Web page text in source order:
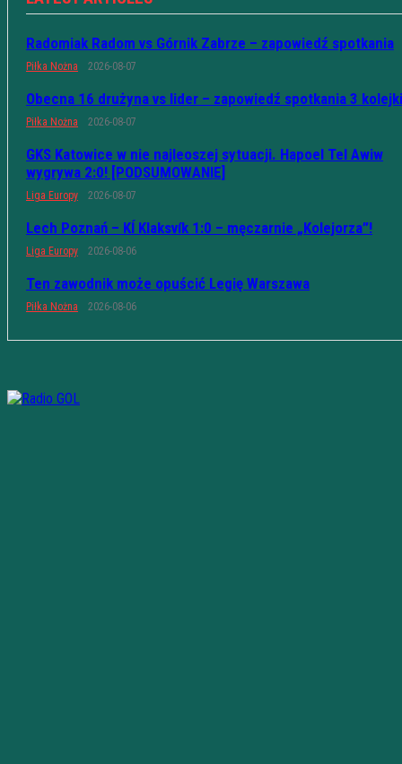
Radomiak Radom vs Górnik Zabrze – zapowiedź spotkania
Piłka Nożna 2026-08-07
Obecna 16 drużyna vs lider – zapowiedź spotkania 3 kolejki
Piłka Nożna 2026-08-07
GKS Katowice w nie najleoszej sytuacji. Hapoel Tel Awiw
wygrywa 2:0! [PODSUMOWANIE]
Liga Europy 2026-08-07
Lech Poznań – KÍ Klaksvík 1:0 – męczarnie „Kolejorza”!
Liga Europy 2026-08-06
Ten zawodnik może opuścić Legię Warszawa
Piłka Nożna 2026-08-06